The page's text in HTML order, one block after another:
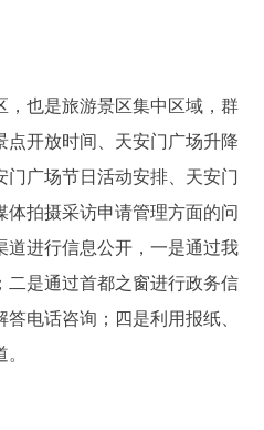
РУССКИЙ ЯЗЫК
PORTUGUÊS
回到顶部
也是旅游景区集中区域，群
开放时间、天安门广场升降
广场节日活动安排、天安门
拍摄采访申请管理方面的问
道进行信息公开，一是通过我
二是通过首都之窗进行政务信
电话咨询；四是利用报纸、